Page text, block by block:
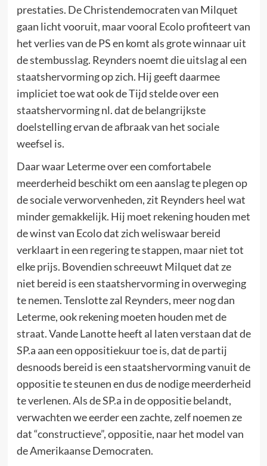
prestaties. De Christendemocraten van Milquet
gaan licht vooruit, maar vooral Ecolo profiteert van
het verlies van de PS en komt als grote winnaar uit
de stembusslag. Reynders noemt die uitslag al een
staatshervorming op zich. Hij geeft daarmee
impliciet toe wat ook de Tijd stelde over een
staatshervorming nl. dat de belangrijkste
doelstelling ervan de afbraak van het sociale
weefsel is.
Daar waar Leterme over een comfortabele
meerderheid beschikt om een aanslag te plegen op
de sociale verworvenheden, zit Reynders heel wat
minder gemakkelijk. Hij moet rekening houden met
de winst van Ecolo dat zich weliswaar bereid
verklaart in een regering te stappen, maar niet tot
elke prijs. Bovendien schreeuwt Milquet dat ze
niet bereid is een staatshervorming in overweging
te nemen. Tenslotte zal Reynders, meer nog dan
Leterme, ook rekening moeten houden met de
straat. Vande Lanotte heeft al laten verstaan dat de
SP.a aan een oppositiekuur toe is, dat de partij
desnoods bereid is een staatshervorming vanuit de
oppositie te steunen en dus de nodige meerderheid
te verlenen. Als de SP.a in de oppositie belandt,
verwachten we eerder een zachte, zelf noemen ze
dat “constructieve”, oppositie, naar het model van
de Amerikaanse Democraten.